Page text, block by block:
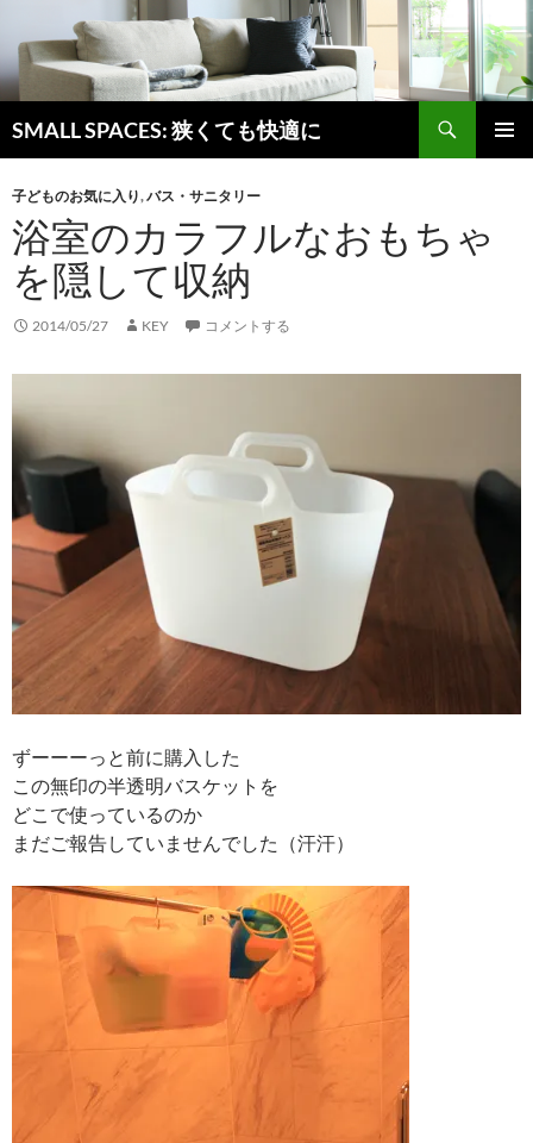
SMALL SPACES: 狭くても快適に
索
テ
ン
ツ
へ
ス
キ
プ
子どものお気に入り,バス・サニタリー
浴室のカラフルなおもちゃ
を隠して収納
2014/05/27 KEY コメントする
ずーーーっと前に購入した
この無印の半透明バスケットを
どこで使っているのか
まだご報告していませんでした（汗汗）